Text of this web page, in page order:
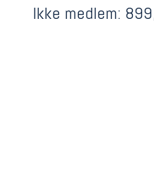
Ikke medlem: